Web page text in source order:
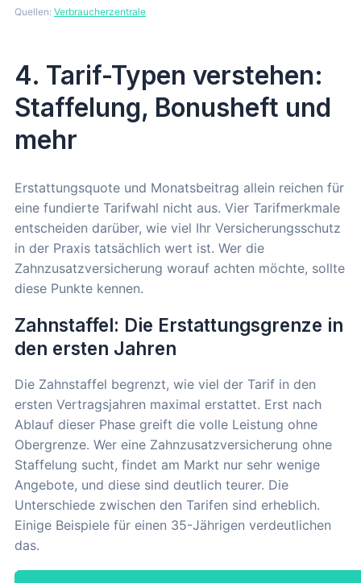
Quellen: Verbraucherzentrale
4. Tarif-Typen verstehen:
Staffelung, Bonusheft und
mehr
Erstattungsquote und Monatsbeitrag allein reichen für
eine fundierte Tarifwahl nicht aus. Vier Tarifmerkmale
entscheiden darüber, wie viel Ihr Versicherungsschutz
in der Praxis tatsächlich wert ist. Wer die
Zahnzusatzversicherung worauf achten möchte, sollte
diese Punkte kennen.
Zahnstaffel: Die Erstattungsgrenze in
den ersten Jahren
Die Zahnstaffel begrenzt, wie viel der Tarif in den
ersten Vertragsjahren maximal erstattet. Erst nach
Ablauf dieser Phase greift die volle Leistung ohne
Obergrenze. Wer eine Zahnzusatzversicherung ohne
Staffelung sucht, findet am Markt nur sehr wenige
Angebote, und diese sind deutlich teurer. Die
Unterschiede zwischen den Tarifen sind erheblich.
Einige Beispiele für einen 35-Jährigen verdeutlichen
das.